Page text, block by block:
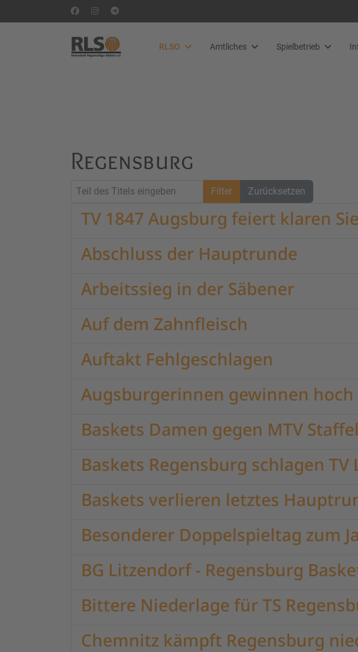
RLSO Amtliches Spielbetrieb
Regensburg
Teil des Titels eingeben Filter Zurücksetzen
TV 1847 Augsburg feiert klaren
Abschluss der Hauptrunde
Arbeitssieg in der Säbener
Auf dem Zahnfleisch
Auftakt Fehlgeschlagen
Augsburgerinnen gewinnen hoch
Baskets Damen gegen MTV
Baskets Regensburg schlagen
Baskets verlieren letztes
Besonderer Doppelspieltag zum
BG Litzendorf - Regensburg
Bittere Niederlage für TS
Chemnitz kämpft Regensburg